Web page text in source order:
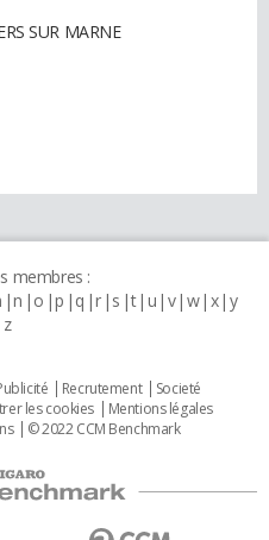
SUR MARNE
membres :
n o p q r s t u v w x y
z
Recrutement
Societé
les cookies
Mentions légales
© 2022 CCM Benchmark